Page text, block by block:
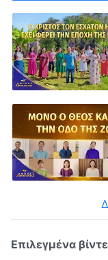
Επιλεγμένα